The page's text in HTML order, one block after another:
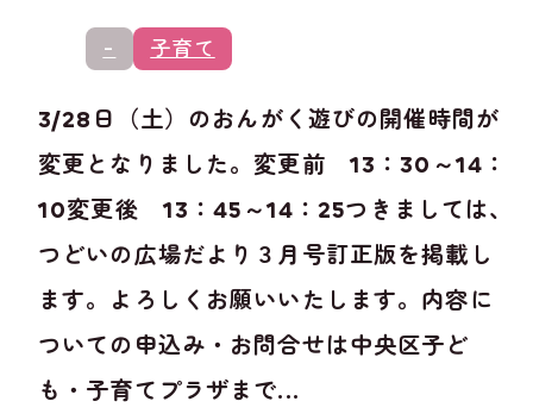
- 子育て
3/28日（土）のおんがく遊びの開催時間が
変更となりました。変更前 13：30～14：
10変更後 13：45～14：25つきましては、
つどいの広場だより３月号訂正版を掲載し
ます。よろしくお願いいたします。内容に
ついての申込み・お問合せは中央区子ど
も・子育てプラザまで...